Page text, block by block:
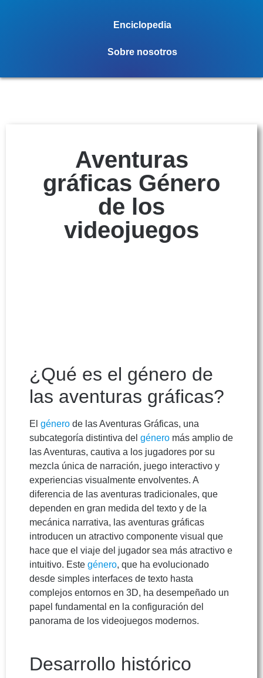
Enciclopedia
Sobre nosotros
Aventuras
gráficas Género
de los
videojuegos
¿Qué es el género de
las aventuras gráficas?
El género de las Aventuras Gráficas, una
subcategoría distintiva del género más amplio de
las Aventuras, cautiva a los jugadores por su
mezcla única de narración, juego interactivo y
experiencias visualmente envolventes. A
diferencia de las aventuras tradicionales, que
dependen en gran medida del texto y de la
mecánica narrativa, las aventuras gráficas
introducen un atractivo componente visual que
hace que el viaje del jugador sea más atractivo e
intuitivo. Este género, que ha evolucionado
desde simples interfaces de texto hasta
complejos entornos en 3D, ha desempeñado un
papel fundamental en la configuración del
panorama de los videojuegos modernos.
Desarrollo histórico